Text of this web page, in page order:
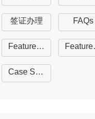
签证办理 FAQs
Featured University
Case Studies